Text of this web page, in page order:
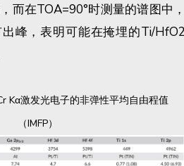
而在TOA=90°时测量的谱图中
峰，表明可能在掩埋的Ti/
Kα激发光电子的非弹性平均自由程值
（IMFP）